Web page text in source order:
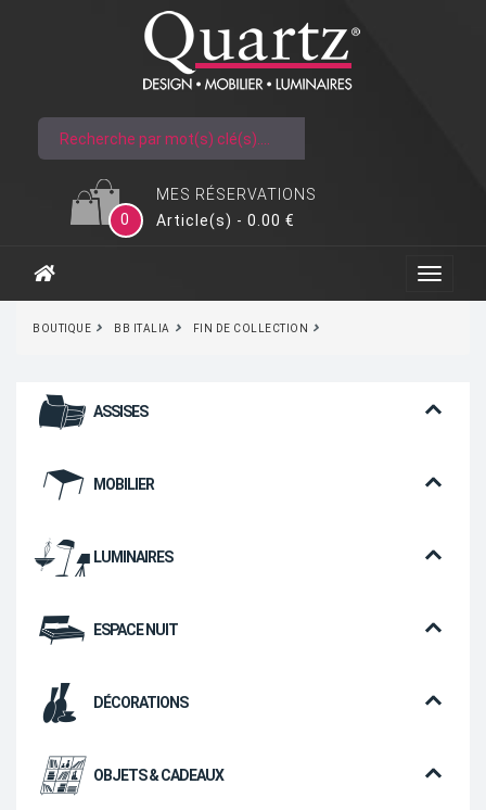
MES RÉSERVATIONS
0
Article(s) - 0.00 €
BOUTIQUE BB ITALIA FIN DE COLLECTION
ASSISES
MOBILIER
LUMINAIRES
ESPACE NUIT
DÉCORATIONS
OBJETS & CADEAUX